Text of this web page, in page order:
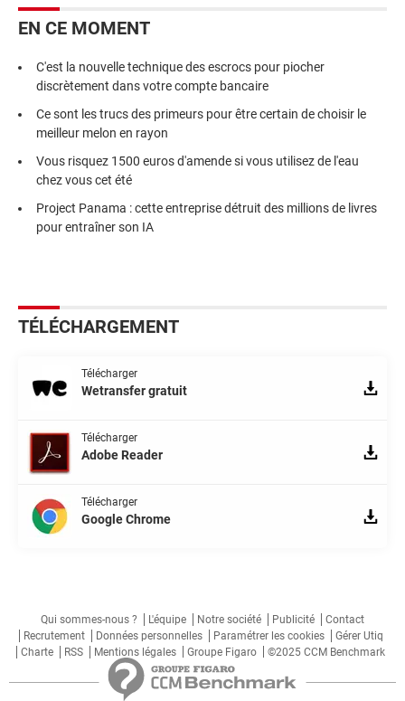
EN CE MOMENT
C'est la nouvelle technique des escrocs pour piocher
discrètement dans votre compte bancaire
Ce sont les trucs des primeurs pour être certain de choisir le
meilleur melon en rayon
Vous risquez 1500 euros d'amende si vous utilisez de l'eau
chez vous cet été
Project Panama : cette entreprise détruit des millions de livres
pour entraîner son IA
TÉLÉCHARGEMENT
Télécharger
Wetransfer gratuit
Télécharger
Adobe Reader
Télécharger
Google Chrome
Qui sommes-nous ? L'équipe Notre société Publicité
Contact
Recrutement
Données personnelles Paramétrer les cookies
Gérer Utiq
Charte
RSS Mentions légales Groupe Figaro ©2025 CCM Benchmark